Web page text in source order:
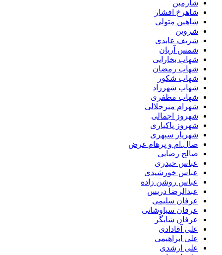
شارمین
شاهرخ افشار
شاهین متولی
شروین
شریف عابدی
شمس آریان
شهاب بخارایی
شهاب رمضان
شهاب شکور
شهاب شهرزاد
شهاب مظفری
شهرام میرجلالی
شهروز اجمالی
شهروز پاکیاری
شهریار سپهری
صال.ام و پرهام غرض
صالح رضایی
عباس حیدری
عباس خورشیدی
عباس روشن زاده
عبدالرضا دریس
عرفان سلیمی
عرفان سیاوشانی
عرفان شایگر
علی آقادادی
علی ابراهیمی
علی ارشدی